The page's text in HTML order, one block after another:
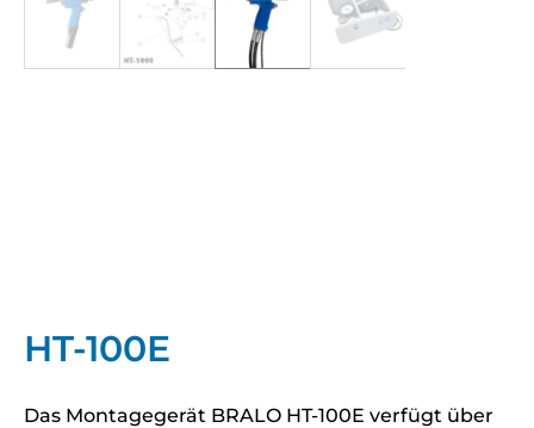
HT-100E
Das Montagegerät BRALO HT-100E verfügt über